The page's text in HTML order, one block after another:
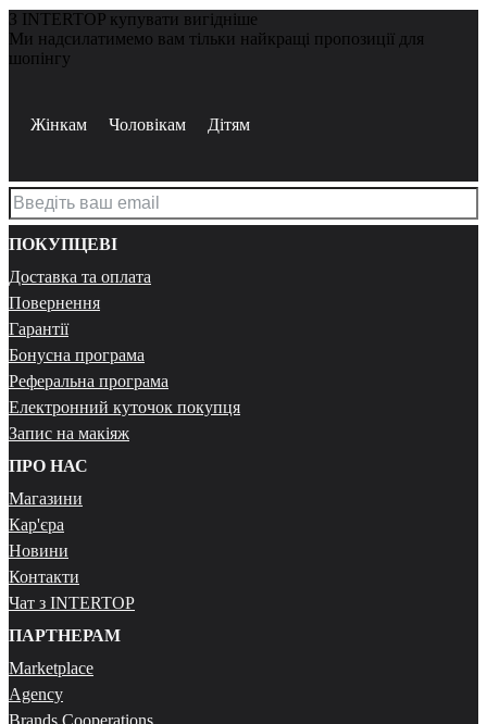
З INTERTOP купувати вигідніше
Ми надсилатимемо вам тільки найкращі пропозиції для
шопінгу
Жінкам Чоловікам Дітям
ПОКУПЦЕВІ
Доставка та оплата
Повернення
Гарантії
Бонусна програма
Реферальна програма
Електронний куточок покупця
Запис на макіяж
ПРО НАС
Магазини
Кар'єра
Новини
Контакти
Чат з INTERTOP
ПАРТНЕРАМ
Marketplace
Agency
Brands Cooperations